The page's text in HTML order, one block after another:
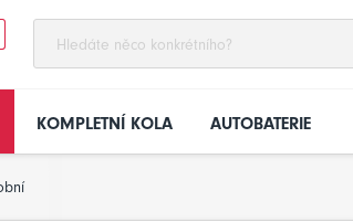
KOMPLETNÍ KOLA AUTOBATERIE